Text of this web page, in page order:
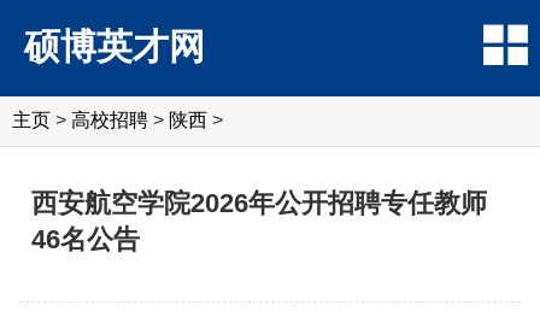
硕博英才网
主页 > 高校招聘 > 陕西 >
西安航空学院2026年公开招聘专任教师
46名公告